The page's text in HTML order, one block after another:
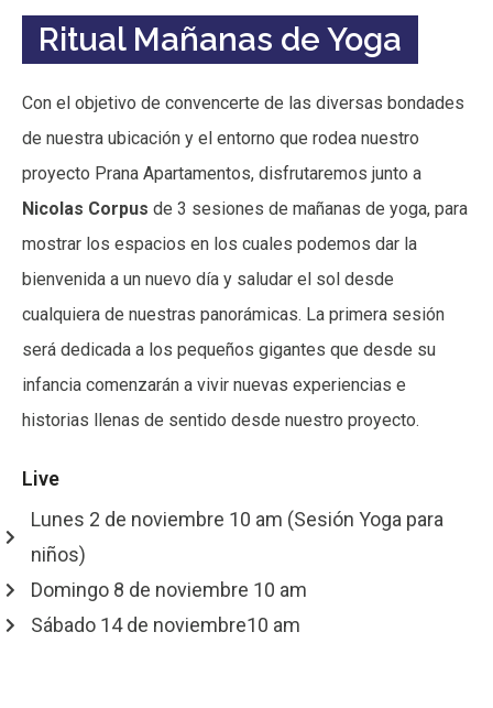
Ritual Mañanas de Yoga
Con el objetivo de convencerte de las diversas bondades
de nuestra ubicación y el entorno que rodea nuestro
proyecto Prana Apartamentos, disfrutaremos junto a
Nicolas Corpus de 3 sesiones de mañanas de yoga, para
mostrar los espacios en los cuales podemos dar la
bienvenida a un nuevo día y saludar el sol desde
cualquiera de nuestras panorámicas. La primera sesión
será dedicada a los pequeños gigantes que desde su
infancia comenzarán a vivir nuevas experiencias e
historias llenas de sentido desde nuestro proyecto.
Live
Lunes 2 de noviembre 10 am (Sesión Yoga para
niños)
Domingo 8 de noviembre 10 am
Sábado 14 de noviembre10 am